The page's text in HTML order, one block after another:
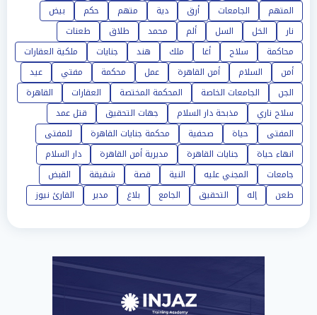
المتهم
الجامعات أرق دية متهم حكم
بيض
نار
الخل السل ألم محمد طلاق
طعنات
محاكمة
سلاح أغا ملك هند جنايات
ملكية العقارات
أمن
السلام أمن القاهرة عمل محكمة مفتي
عيد
الجن
الجامعات الخاصة المحكمة المختصة العقارات
القاهرة
سلاح ناري
مذبحة دار السلام جهات التحقيق
قتل عمد
المفتى
حياة صحفية محكمة جنايات القاهرة
للمفتى
انهاء حياة
جنايات القاهرة مديرية أمن القاهرة
دار السلام
جامعات
المجني عليه النية قصة شقيقة
القبض
طعن
إله التحقيق الجامع بلاغ مدير القارئ نيوز